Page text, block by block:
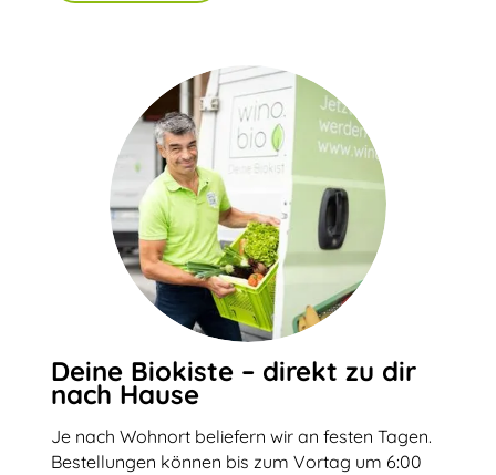
Deine Biokiste – direkt zu dir
nach Hause
Je nach Wohnort beliefern wir an festen Tagen.
Bestellungen können bis zum Vortag um 6:00